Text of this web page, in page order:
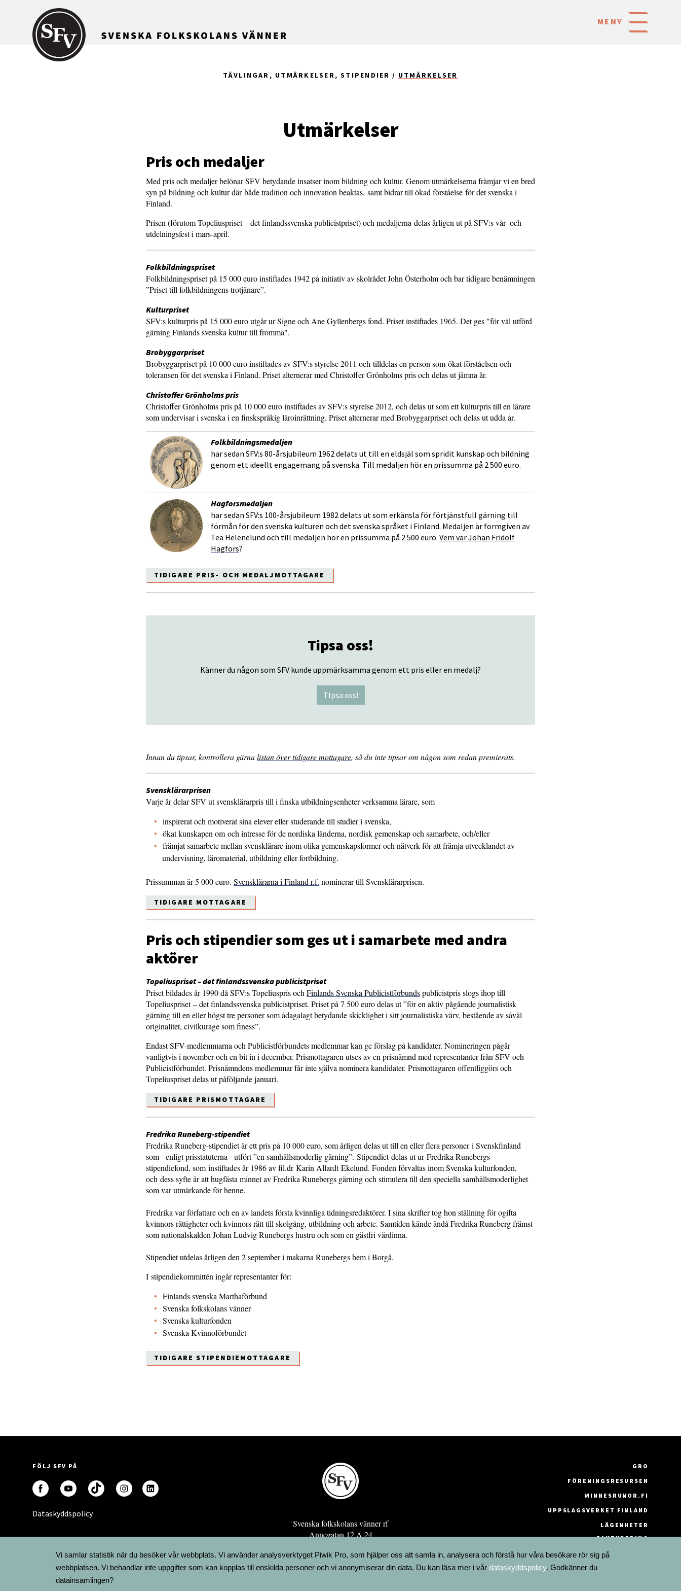
Gå till innehållet
MENY
TÄVLINGAR, UTMÄRKELSER, STIPENDIER UTMÄRKELSER
Utmärkelser
Pris och medaljer
Med pris och medaljer belönar SFV betydande insatser inom bildning och kultur. Genom utmärkelserna främjar vi en bred
syn på bildning och kultur där både tradition och innovation beaktas, samt bidrar till ökad förståelse för det svenska i
Finland.
Prisen (förutom Topeliuspriset – det finlandssvenska publicistpriset) och medaljerna delas årligen ut på SFV:s vår- och
utdelningsfest i mars-april.
Folkbildningspriset
Folkbildningspriset på 15 000 euro instiftades 1942 på initiativ av skolrådet John Österholm och bar tidigare benämningen
”Priset till folkbildningens trotjänare”.
Kulturpriset
SFV:s kulturpris på 15 000 euro utgår ur Signe och Ane Gyllenbergs fond. Priset instiftades 1965. Det ges "för väl utförd
gärning Finlands svenska kultur till fromma".
Brobyggarpriset
Brobyggarpriset på 10 000 euro instiftades av SFV:s styrelse 2011 och tilldelas en person som ökat förståelsen och
toleransen för det svenska i Finland. Priset alternerar med Christoffer Grönholms pris och delas ut jämna år.
Christoffer Grönholms pris
Christoffer Grönholms pris på 10 000 euro instiftades av SFV:s styrelse 2012, och delas ut som ett kulturpris till en lärare
som undervisar i svenska i en finskspråkig läroinrättning. Priset alternerar med Brobyggarpriset och delas ut udda år.
Folkbildningsmedaljen
har sedan SFV:s 80-årsjubileum 1962 delats ut till en eldsjäl som spridit kunskap och bildning
genom ett ideellt engagemang på svenska. Till medaljen hör en prissumma på 2 500 euro.
Hagforsmedaljen
har sedan SFV:s 100-årsjubileum 1982 delats ut som erkänsla för förtjänstfull gärning till
förmån för den svenska kulturen och det svenska språket i Finland. Medaljen är formgiven av
Tea Helenelund och till medaljen hör en prissumma på 2 500 euro. Vem var Johan Fridolf
Hagfors?
TIDIGARE PRIS- OCH MEDALJMOTTAGARE
Tipsa oss!
Känner du någon som SFV kunde uppmärksamma genom ett pris eller en medalj?
TIpsa oss!
Innan du tipsar, kontrollera gärnalistan över tidigare mottagare, så du inte tipsar om någon som redan premierats.
Svensklärarprisen
Varje år delar SFV ut svensklärarpris till i finska utbildningsenheter verksamma lärare, som
inspirerat och motiverat sina elever eller studerande till studier i svenska,
ökat kunskapen om och intresse för de nordiska länderna, nordisk gemenskap och samarbete, och/eller
främjat samarbete mellan svensklärare inom olika gemenskapsformer och nätverk för att främja utvecklandet av
undervisning, läromaterial, utbildning eller fortbildning.
Prissumman är 5 000 euro. Svensklärarna i Finland r.f. nominerar till Svensklärarprisen.
TIDIGARE MOTTAGARE
Pris och stipendier som ges ut i samarbete med andra
aktörer
Topeliuspriset – det finlandssvenska publicistpriset
Priset bildades år 1990 då SFV:s Topeliuspris och Finlands Svenska Publicistförbundspublicistpris slogs ihop till
Topeliuspriset – det finlandssvenska publicistpriset. Priset på 7 500 euro delas ut ”för en aktiv pågående journalistisk
gärning till en eller högst tre personer som ådagalagt betydande skicklighet i sitt journalistiska värv, bestående av såväl
originalitet, civilkurage som finess”.
Endast SFV-medlemmarna och Publicistförbundets medlemmar kan ge förslag på kandidater. Nomineringen pågår
vanligtvis i november och en bit in i december. Prismottagaren utses av en prisnämnd med representanter från SFV och
Publicistförbundet. Prisnämndens medlemmar får inte själva nominera kandidater. Prismottagaren offentliggörs och
Topeliuspriset delas ut påföljande januari.
TIDIGARE PRISMOTTAGARE
Fredrika Runeberg-stipendiet
Fredrika Runeberg-stipendiet är ett pris på 10 000 euro, som årligen delas ut till en eller flera personer i Svenskfinland
som - enligt prisstatuterna - utfört ”en samhällsmoderlig gärning”. Stipendiet delas ut ur Fredrika Runebergs
stipendiefond, som instiftades år 1986 av fil.dr Karin Allardt Ekelund. Fonden förvaltas inom Svenska kulturfonden,
och dess syfte är att hugfästa minnet av Fredrika Runebergs gärning och stimulera till den speciella samhällsmoderlighet
som var utmärkande för henne.
Fredrika var författare och en av landets första kvinnliga tidningsredaktörer. I sina skrifter tog hon ställning för ogifta
kvinnors rättigheter och kvinnors rätt till skolgång, utbildning och arbete. Samtiden kände ändå Fredrika Runeberg främst
som nationalskalden Johan Ludvig Runebergs hustru och som en gästfri värdinna.
Stipendiet utdelas årligen den 2 september i makarna Runebergs hem i Borgå.
I stipendiekommittén ingår representanter för:
Finlands svenska Marthaförbund
Svenska folkskolans vänner
Svenska kulturfonden
Svenska Kvinnoförbundet
TIDIGARE STIPENDIEMOTTAGARE
FÖLJ SFV PÅ
Dataskyddspolicy
Svenska folkskolans vänner rf
Annegatan 12 A 24
sfv@sfv.fi
GRO
FÖRENINGSRESURSEN
MINNESRUNOR.FI
UPPSLAGSVERKET FINLAND
LÄGENHETER
FAKTURERING
Vi samlar statistik när du besöker vår webbplats. Vi använder analysverktyget Piwik Pro, som hjälper oss att samla in, analysera och förstå hur våra besökare rör sig på
webbplatsen. Vi behandlar inte uppgifter som kan kopplas till enskilda personer och vi anonymiserar din data. Du kan läsa mer i vår dataskyddspolicy. Godkänner du
datainsamlingen?